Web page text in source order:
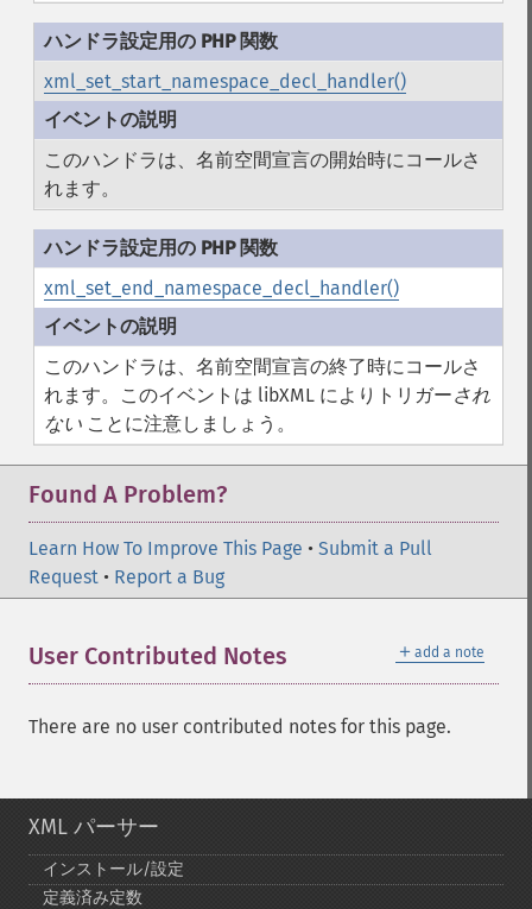
xml_set_start_namespace_decl_handler()
このハンドラは、名前空間宣言の開始時にコールさ
れます。
xml_set_end_namespace_decl_handler()
このハンドラは、名前空間宣言の終了時にコールさ
れます。このイベントは libXML によりトリガーされ
ないことに注意しましょう。
Found A Problem?
Learn How To Improve This Page • Submit a Pull
Request • Report a Bug
＋ add a note
User Contributed Notes
There are no user contributed notes for this page.
XML パーサー
インストール/設定
定義済み定数